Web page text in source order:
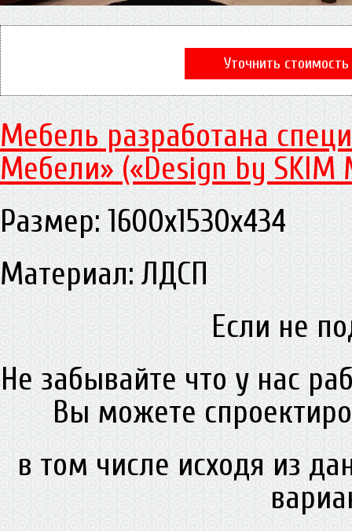
Уточнить стоимость
Мебель разработана
Мебели» («Design by SKIM
Размер: 1600х1530х434
Материал: ЛДСП
Если не
Не забывайте что у нас
Вы можете
в том числе исходя из